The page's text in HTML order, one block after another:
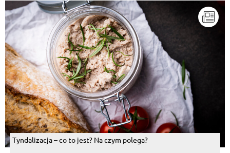
Tyndalizacja – co to jest? Na czym polega?